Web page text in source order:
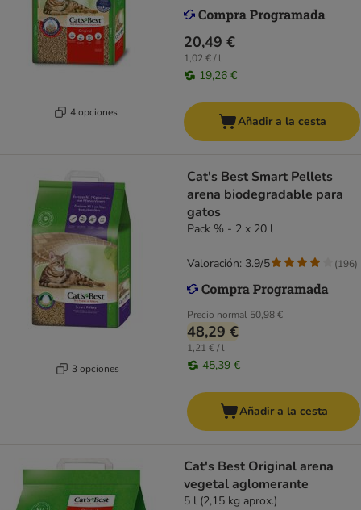
4 opciones
20,49 €
1,02 € / l
19,26 €
Añadir a la cesta
3 opciones
Cat's Best Smart Pellets
arena biodegradable para
gatos
Pack % - 2 x 20 l
Precio normal 50,98 €
48,29 €
1,21 € / l
45,39 €
Valoración: 3.9/5 (196)
Añadir a la cesta
Cat's Best Original arena
vegetal aglomerante
5 l (2,15 kg aprox.)